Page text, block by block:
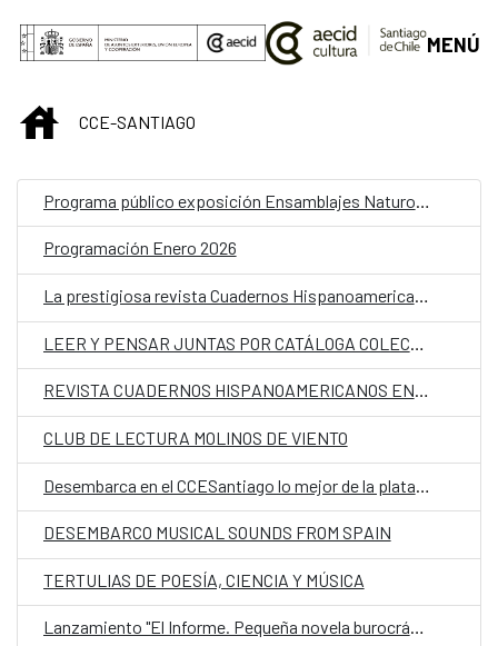
Saltar al contenido principal
MENÚ
INICIOCCE-SANTIAGO
Programa público exposición Ensamblajes Naturoculturales
Programación Enero 2026
La prestigiosa revista Cuadernos Hispanoamericanos llega a la Furia del Libro de Verano 2025
REVISTA CUADERNOS HISPANOAMERICANOS EN LA FURIA DEL LIBRO DE VERANO 2025
CLUB DE LECTURA MOLINOS DE VIENTO
DESEMBARCO MUSICAL SOUNDS FROM SPAIN
TERTULIAS DE POESÍA, CIENCIA Y MÚSICA
Lanzamiento "El Informe. Pequeña novela burocrática"